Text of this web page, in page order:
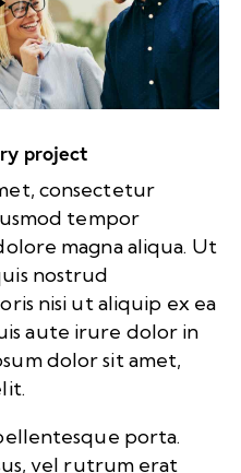
project
consectetur
tempor
magna aliqua. Ut
nostrud
nisi ut aliquip ex ea
aute irure dolor in
dolor sit amet,
porta.
vel rutrum erat